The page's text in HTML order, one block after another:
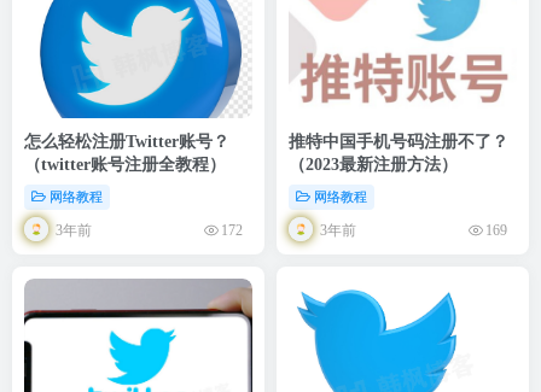
怎么轻松注册Twitter账号？
（twitter账号注册全教程）
网络教程
3年前 172
推特中国手机号码注册不了？
（2023最新注册方法）
网络教程
3年前 169